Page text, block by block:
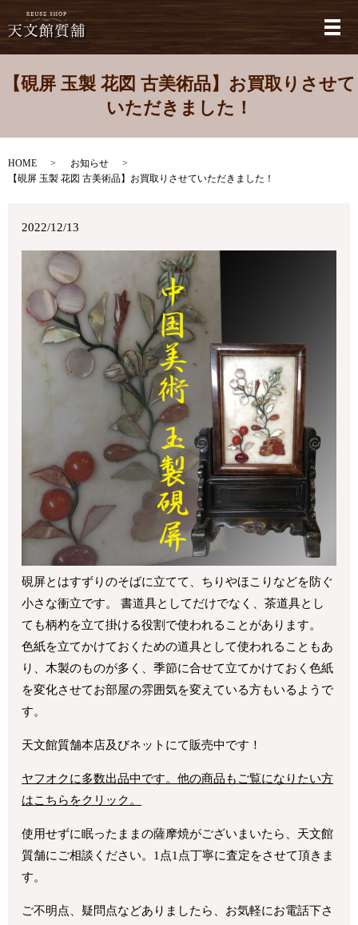
メ
【硯屏 玉製 花図 古美術品】お買取りさせて
いただきました！
HOME
お知らせ
【硯屏 玉製 花図 古美術品】お買取りさせていただきました！
2022/12/13
硯屏とはすずりのそばに立てて、ちりやほこりなどを防ぐ
小さな衝立です。 書道具としてだけでなく、茶道具とし
ても柄杓を立て掛ける役割で使われることがあります。
色紙を立てかけておくための道具として使われることもあ
り、木製のものが多く、季節に合せて立てかけておく色紙
を変化させてお部屋の雰囲気を変えている方もいるようで
す。
天文館質舗本店及びネットにて販売中です！
ヤフオクに多数出品中です。他の商品もご覧になりたい方
はこちらをクリック。
使用せずに眠ったままの薩摩焼がございまいたら、天文館
質舗にご相談ください。1点1点丁寧に査定をさせて頂きま
す。
ご不明点、疑問点などありましたら、お気軽にお電話下さ